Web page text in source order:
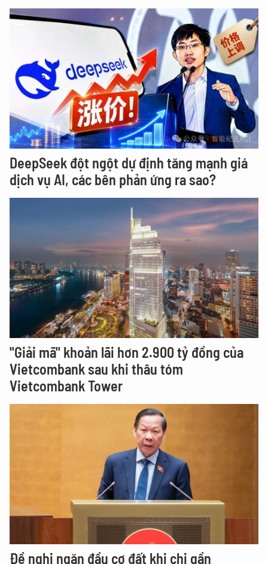
DeepSeek đột ngột dự định tăng mạnh giá
dịch vụ AI, các bên phản ứng ra sao?
"Giải mã" khoản lãi hơn 2.900 tỷ đồng của
Vietcombank sau khi thâu tóm
Vietcombank Tower
Đề nghị ngăn đầu cơ đất khi chi gần